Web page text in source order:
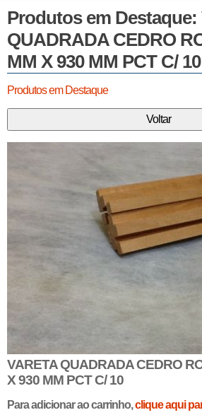
Produtos em Destaque:
QUADRADA CEDRO
MM X 930 MM PCT C/ 10
Produtos em Destaque
VARETA QUADRADA CEDRO
X 930 MM PCT C/ 10
Para adicionar ao carrinho,clique aqui